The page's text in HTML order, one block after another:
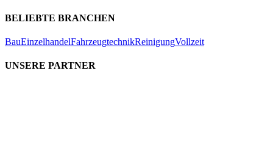
BELIEBTE BRANCHEN
BauEinzelhandelFahrzeugtechnikReinigungVollzeit
UNSERE PARTNER